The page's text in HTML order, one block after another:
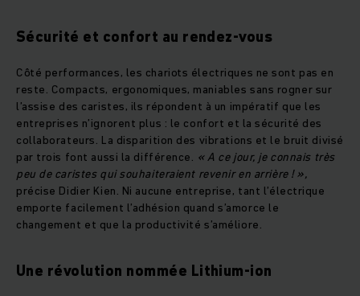
Sécurité et confort au rendez-vous
Côté performances, les chariots électriques ne sont pas en
reste. Compacts, ergonomiques, maniables sans rogner sur
l’assise des caristes, ils répondent à un impératif que les
entreprises n’ignorent plus : le confort et la sécurité des
collaborateurs. La disparition des vibrations et le bruit divisé
par trois font aussi la différence. « A ce jour, je connais très
peu de caristes qui souhaiteraient revenir en arrière ! »,
précise Didier Kien. Ni aucune entreprise, tant l’électrique
emporte facilement l’adhésion quand s’amorce le
changement et que la productivité s’améliore.
Une révolution nommée Lithium-ion